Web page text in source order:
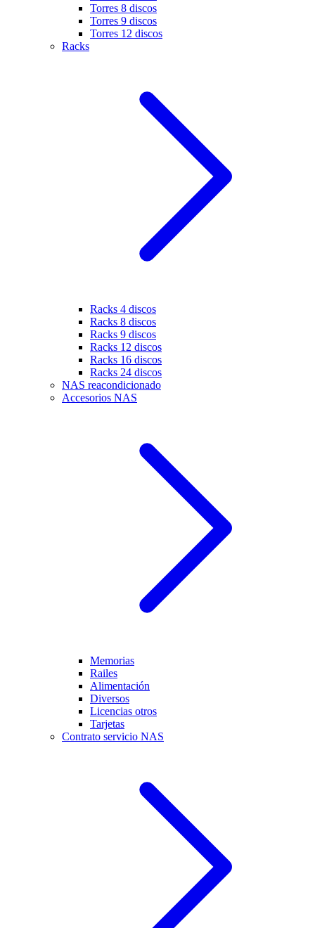
Torres 8 discos
Torres 9 discos
Torres 12 discos
Racks
Racks 4 discos
Racks 8 discos
Racks 9 discos
Racks 12 discos
Racks 16 discos
Racks 24 discos
NAS reacondicionado
Accesorios NAS
Memorias
Railes
Alimentación
Diversos
Licencias otros
Tarjetas
Contrato servicio NAS